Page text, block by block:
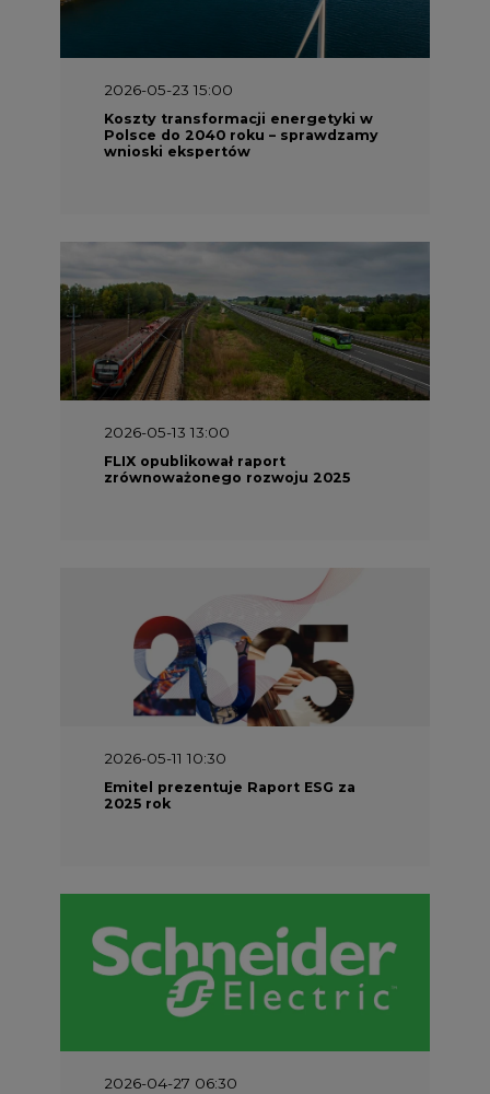
2026-05-23 15:00
Koszty transformacji energetyki w
Polsce do 2040 roku – sprawdzamy
wnioski ekspertów
2026-05-13 13:00
FLIX opublikował raport
zrównoważonego rozwoju 2025
2026-05-11 10:30
Emitel prezentuje Raport ESG za
2025 rok
2026-04-27 06:30